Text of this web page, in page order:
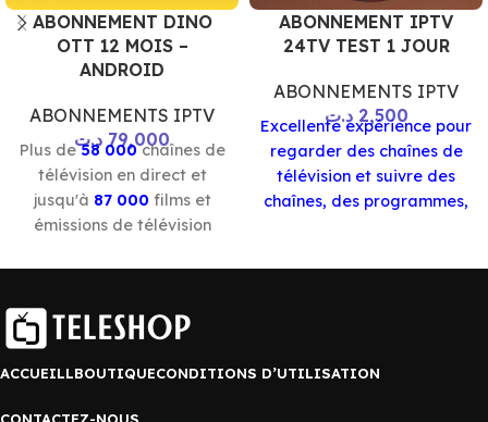
ABONNEMENT DINO
OTT 12 MOIS –
ANDROID
ABONNEMENTS IPTV
79,000 د.تPlus de58 000chaînes de
télévision en direct et
jusqu'à 87 000 films et
émissions de télévision
Fire stick, MAG, ordinateur,
tablette ou smartphone..
Le code vous parvient
ABONNEMENT IPTV
24TV TEST 1 JOUR
ABONNEMENTS IPTV
2,500 د.ت
Excellente expérience pour
regarder des chaînes de
télévision et suivre des
chaînes, des programmes,
ACCUEILLBOUTIQUECONDITIONS D’UTILISATION
CONTACTEZ-NOUS